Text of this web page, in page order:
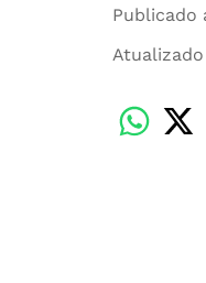
Publicado